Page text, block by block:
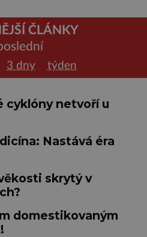
ČLÁNKY
3 dny týden
cyklóny netvoří u
Nastává éra
skrytý v
domestikovaným